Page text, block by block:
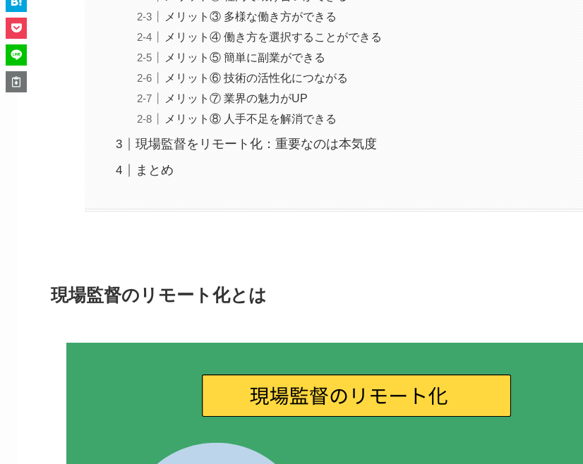
メリット③ 多様な働き方ができる
メリット④ 働き方を選択することができる
メリット⑤ 簡単に副業ができる
メリット⑥ 技術の活性化につながる
メリット⑦ 業界の魅力がUP
メリット⑧ 人手不足を解消できる
現場監督をリモート化：重要なのは本気度
まとめ
現場監督のリモート化とは